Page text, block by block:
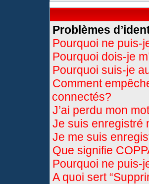
Problèmes
Pourquoi ne puis-
Pourquoi dois-je
Pourquoi suis-je
Comment
connectés?
J’ai perdu mon
Je suis enregistré
Je me suis
Que signifie
Pourquoi ne puis-
A quoi sert